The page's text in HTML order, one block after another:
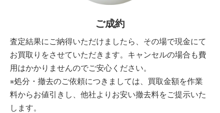
ご成約
査定結果にご納得いただけましたら、その場で現金にて
お買取りをさせていただきます。キャンセルの場合も費
用はかかりませんのでご安心ください。
※処分・撤去のご依頼につきましては、買取金額を作業
料からお値引きし、他社よりお安い撤去料をご提示いた
します。